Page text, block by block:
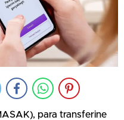
para transferine